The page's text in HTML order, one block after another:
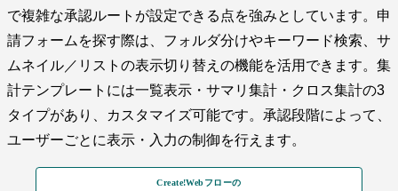
で複雑な承認ルートが設定できる点を強みとしています。申
請フォームを探す際は、フォルダ分けやキーワード検索、サ
ムネイル／リストの表示切り替えの機能を活用できます。集
計テンプレートには一覧表示・サマリ集計・クロス集計の3
タイプがあり、カスタマイズ可能です。承認段階によって、
ユーザーごとに表示・入力の制御を行えます。
Create!Webフローの